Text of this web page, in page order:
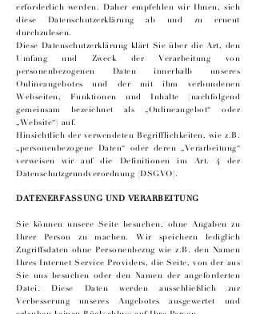
erforderlich werden. Daher empfehlen wir Ihnen, sich
diese Datenschutzerklärung ab und zu erneut
durchzulesen.
Diese Datenschutzerklärung klärt Sie über die Art, den
Umfang und Zweck der Verarbeitung von
personenbezogenen Daten innerhalb unseres
Onlineangebotes und der mit ihm verbundenen
Webseiten, Funktionen und Inhalte (nachfolgend
gemeinsam bezeichnet als „Onlineangebot“ oder
„Website“) auf.
Hinsichtlich der verwendeten Begrifflichkeiten, wie z.B.
„personenbezogene Daten“ oder deren „Verarbeitung“
verweisen wir auf die Definitionen im Art. 4 der
Datenschutzgrundverordnung (DSGVO).
DATENERFASSUNG UND VERARBEITUNG
Sie können unsere Seite besuchen, ohne Angaben zu
Ihrer Person zu machen. Wir speichern lediglich
Zugriffsdaten ohne Personenbezug wie z.B. den Namen
Ihres Internet Service Providers, die Seite, von der aus
Sie uns besuchen oder den Namen der angeforderten
Datei. Diese Daten werden ausschließlich zur
Verbesserung unseres Angebotes ausgewertet und